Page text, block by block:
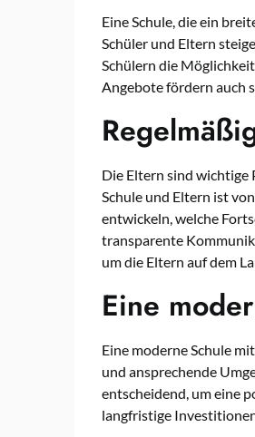
Eine Schule, die ein
Schüler und Eltern
Schülern die
Angebote fördern auch
Die Eltern sind wichtige
Schule und Eltern ist
entwickeln, welche
transparente
um die Eltern auf dem
Eine
Eine moderne Schule
und ansprechende
entscheidend, um eine
langfristige